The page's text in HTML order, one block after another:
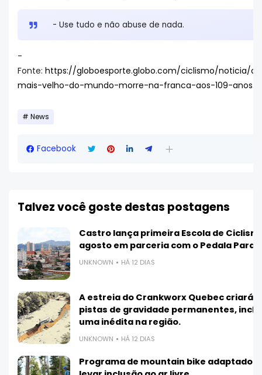
- Use tudo e não abuse de nada.
-
Fonte: https://globoesporte.globo.com/ciclismo/noticia/
mais-velho-do-mundo-morre-na-franca-aos-109-
News
Facebook
Talvez você goste destas postagens
Castro lança primeira Escola de
agosto em parceria com o Pedala
UNKNOWN HÁ 12 DIAS
A estreia do Crankworx Quebec criará 3
pistas de gravidade permanentes,
uma inédita na região.
UNKNOWN HÁ 12 DIAS
Programa de mountain bike adaptado